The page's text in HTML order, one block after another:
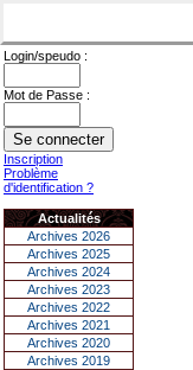
Login/speudo :
Mot de Passe :
Inscription
Problème
d'identification ?
Actualités
Archives 2026
Archives 2025
Archives 2024
Archives 2023
Archives 2022
Archives 2021
Archives 2020
Archives 2019